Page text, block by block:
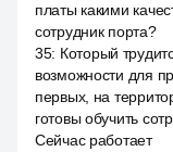
платы какими
сотрудник порта?
35: Который
возможности для
первых, на
готовы обучить
Сейчас работает